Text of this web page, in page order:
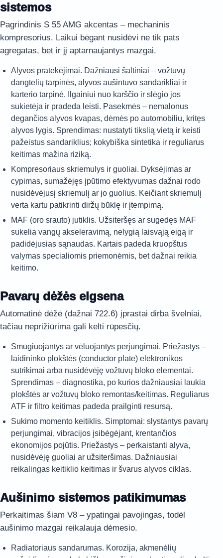
sistemos
Pagrindinis S 55 AMG akcentas – mechaninis
kompresorius. Laikui bėgant nusidėvi ne tik pats
agregatas, bet ir jį aptarnaujantys mazgai.
Alyvos pratekėjimai. Dažniausi šaltiniai – vožtuvų
dangtelių tarpinės, alyvos aušintuvo sandarikliai ir
karterio tarpinė. Ilgainiui nuo karščio ir slėgio jos
sukietėja ir pradeda leisti. Pasekmės – nemalonus
degančios alyvos kvapas, dėmės po automobiliu, kritęs
alyvos lygis. Sprendimas: nustatyti tikslią vietą ir keisti
pažeistus sandariklius; kokybiška sintetika ir reguliarus
keitimas mažina riziką.
Kompresoriaus skriemulys ir guoliai. Dyksėjimas ar
cypimas, sumažėjęs įpūtimo efektyvumas dažnai rodo
nusidėvėjusį skriemulį ar jo guolius. Keičiant skriemulį
verta kartu patikrinti diržų būklę ir įtempimą.
MAF (oro srauto) jutiklis. Užsiteršęs ar sugedęs MAF
sukelia vangų akseleravimą, nelygią laisvąją eigą ir
padidėjusias sąnaudas. Kartais padeda kruopštus
valymas specialiomis priemonėmis, bet dažnai reikia
keitimo.
Pavarų dėžės elgsena
Automatinė dėžė (dažnai 722.6) įprastai dirba švelniai,
tačiau neprižiūrima gali kelti rūpesčių.
Smūgiuojantys ar vėluojantys perjungimai. Priežastys –
laidininko plokštės (conductor plate) elektronikos
sutrikimai arba nusidėvėję vožtuvų bloko elementai.
Sprendimas – diagnostika, po kurios dažniausiai laukia
plokštės ar vožtuvų bloko remontas/keitimas. Reguliarus
ATF ir filtro keitimas padeda prailginti resursą.
Sukimo momento keitiklis. Simptomai: slystantys pavarų
perjungimai, vibracijos įsibėgėjant, krentančios
ekonomijos pojūtis. Priežastys – perkaistanti alyva,
nusidėvėję guoliai ar užsiteršimas. Dažniausiai
reikalingas keitiklio keitimas ir švarus alyvos ciklas.
Aušinimo sistemos patikimumas
Perkaitimas šiam V8 – ypatingai pavojingas, todėl
aušinimo mazgai reikalauja dėmesio.
Radiatoriaus sandarumas. Korozija, akmenėlių